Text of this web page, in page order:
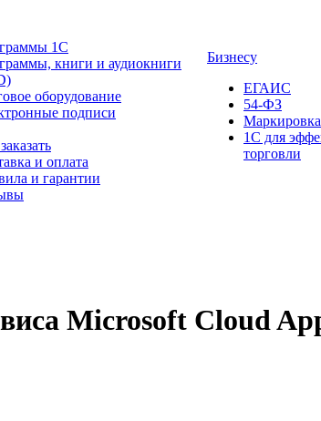
1С
книги и аудиокниги
оборудование
подписи
и оплата
и гарантии
Бизнесу
ЕГАИС
54-ФЗ
Маркировка
1С для
торговли
Microsoft Cloud